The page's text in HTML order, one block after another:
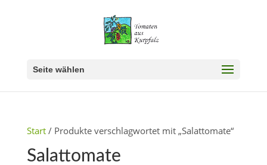
Seite wählen
Start/ Produkte verschlagwortet mit „Salattomate“
Salattomate